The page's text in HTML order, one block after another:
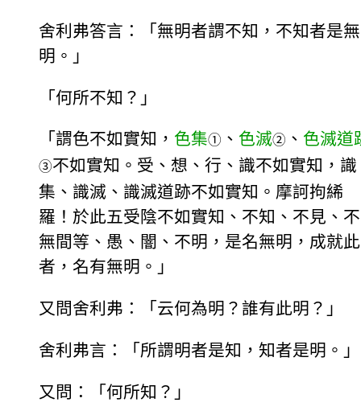
舍利弗答言：「無明者謂不知，不知者是無
明。」
「何所不知？」
「謂色不如實知， 色集① 、 色滅② 、 色滅道
③不如實知。受、想、行、識不如實知，識
集、識滅、識滅道跡不如實知。摩訶拘絺
羅！於此五受陰不如實知、不知、不見、不
無間等、愚、闇、不明，是名無明，成就此
者，名有無明。」
又問舍利弗：「云何為明？誰有此明？」
舍利弗言：「所謂明者是知，知者是明。」
又問：「何所知？」